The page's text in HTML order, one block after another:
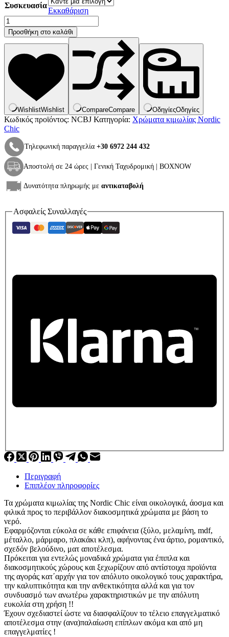
Συσκευασία
Εκκαθάριση
Χρώμα
Κιμωλίας
Nordic
Chic
Blue
Jeans
ποσότητα
Προσθήκη στο καλάθι
WishlistWishlist CompareCompare ΟδηγίεςΟδηγίες
Κωδικός προϊόντος: NCBJ Κατηγορία: Χρώματα κιμωλίας Nordic
Chic
Τηλεφωνική παραγγελία +30 6972 244 432
Αποστολή σε 24 ώρες | Γενική Ταχυδρομική | BOXNOW
Δυνατότητα πληρωμής με αντικαταβολή
Ασφαλείς Συναλλαγές
Περιγραφή
Επιπλέον πληροφορίες
Τα χρώματα κιμωλίας της Nordic Chic είναι οικολογικά, άοσμα και
φιλικά προς το περιβάλλον διακοσμητικά χρώματα με βάση το
νερό.
Εφαρμόζονται εύκολα σε κάθε επιφάνεια (ξύλο, μελαμίνη, mdf,
μέταλλο, μάρμαρο, πλακάκι κλπ), αφήνοντας ένα άρτιο, ρομαντικό,
σχεδόν βελούδινο, ματ αποτέλεσμα.
Πρόκειται για εντελώς μοναδικά χρώματα για έπιπλα και
διακοσμητικούς χώρους και ξεχωρίζουν από αντίστοιχα προϊόντα
της αγοράς κατ΄αρχήν για τον απόλυτο οικολογικό τους χαρακτήρα,
την καλυπτικότητα και την ανθεκτικότητα αλλά και για τον
συνδυασμό των ανωτέρω χαρακτηριστικών με την απόλυτη
ευκολία στη χρήση !!
Έχουν σχεδιαστεί ώστε να διασφαλίζουν το τέλειο επαγγελματικό
αποτέλεσμα στην (ανα)παλαίωση επίπλων ακόμα και από μη
επαγγελματίες !